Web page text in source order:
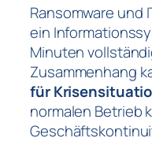
Ransomware und
ein
Minuten
Zusammenhang
für
normalen Betrieb